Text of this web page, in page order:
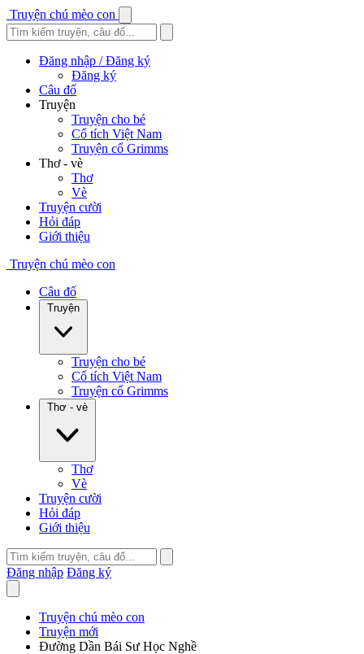
Truyện chú mèo con
Đăng nhập / Đăng ký
Đăng ký
Câu đố
Truyện
Truyện cho bé
Cổ tích Việt Nam
Truyện cổ Grimms
Thơ - vè
Thơ
Vè
Truyện cười
Hỏi đáp
Giới thiệu
Truyện chú mèo con
Câu đố
Truyện
Truyện cho bé
Cổ tích Việt Nam
Truyện cổ Grimms
Thơ - vè
Thơ
Vè
Truyện cười
Hỏi đáp
Giới thiệu
Đăng nhập Đăng ký
Truyện chú mèo con
Truyện mới
Đường Dần Bái Sư Học Nghề